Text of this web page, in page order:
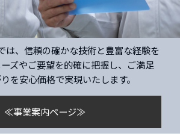
は、信頼の確かな技術と豊富な経験を
ズやご要望を的確に把握し、ご満足
を安心価格で実現いたします。
≪事業案内ページ≫